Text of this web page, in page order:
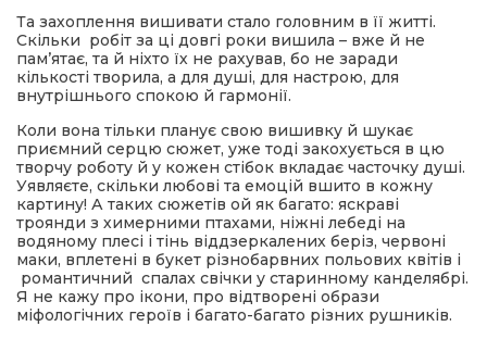
Та захоплення вишивати стало головним в її житті.
Скільки робіт за ці довгі роки вишила – вже й не
пам’ятає, та й ніхто їх не рахував, бо не заради
кількості творила, а для душі, для настрою, для
внутрішнього спокою й гармонії.
Коли вона тільки планує свою вишивку й шукає
приємний серцю сюжет, уже тоді закохується в цю
творчу роботу й у кожен стібок вкладає часточку душі.
Уявляєте, скільки любові та емоцій вшито в кожну
картину! А таких сюжетів ой як багато: яскраві
троянди з химерними птахами, ніжні лебеді на
водяному плесі і тінь віддзеркалених беріз, червоні
маки, вплетені в букет різнобарвних польових квітів і
романтичний спалах свічки у старинному канделябрі.
Я не кажу про ікони, про відтворені образи
міфологічних героїв і багато-багато різних рушників.